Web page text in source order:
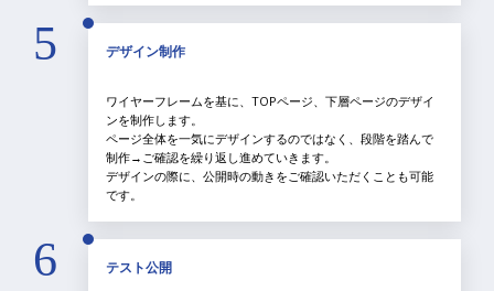
5 デザイン制作
ワイヤーフレームを基に、TOPページ、下層ページのデザイ
ンを制作します。
ページ全体を一気にデザインするのではなく、段階を踏んで
制作→ご確認を繰り返し進めていきます。
デザインの際に、公開時の動きをご確認いただくことも可能
です。
6 テスト公開